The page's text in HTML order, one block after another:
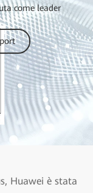
come leader
Huawei è stata